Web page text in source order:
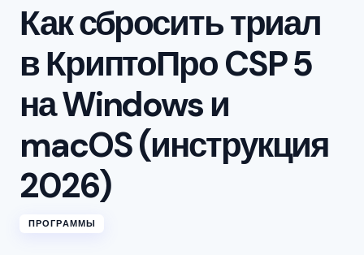
Как сбросить триал
в КриптоПро CSP 5
на Windows и
macOS (инструкция
2026)
ПРОГРАММЫ